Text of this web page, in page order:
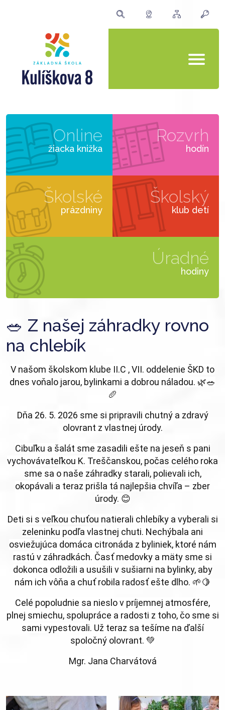
Online
žiacka knižka
Rozvrh
hodín
Školské
prázdniny
Školský
klub detí
Úradné
hodiny
🥗 Z našej záhradky rovno
na chlebík
V našom školskom klube II.C , VII. oddelenie ŠKD to
dnes voňalo jarou, bylinkami a dobrou náladou. 🌿🥗
🥖
Dňa 26. 5. 2026 sme si pripravili chutný a zdravý
olovrant z vlastnej úrody.
Cibuľku a šalát sme zasadili ešte na jeseň s pani
vychovávateľkou K. Treščanskou, počas celého roka
sme sa o naše záhradky starali, polievali ich,
okopávali a teraz prišla tá najlepšia chvíľa – zber
úrody. 😊
Deti si s veľkou chuťou natierali chlebíky a vyberali si
zeleninku podľa vlastnej chuti. Nechýbala ani
osviežujúca domáca citronáda z byliniek, ktoré nám
rastú v záhradkách. Časť medovky a mäty sme si
dokonca odložili a usušili v sušiarni na bylinky, aby
nám ich vôňa a chuť robila radosť ešte dlho. 🌱🍋
Celé popoludnie sa nieslo v príjemnej atmosfére,
plnej smiechu, spolupráce a radosti z toho, čo sme si
sami vypestovali. Už teraz sa tešíme na ďalší
spoločný olovrant. 💚
Mgr. Jana Charvátová